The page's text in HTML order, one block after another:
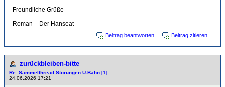
Freundliche Grüße
Roman – Der Hanseat
Beitrag beantworten Beitrag zitieren
zurückbleiben-bitte
Re: Sammelthread Störungen U-Bahn [1]
24.06.2026 17:21